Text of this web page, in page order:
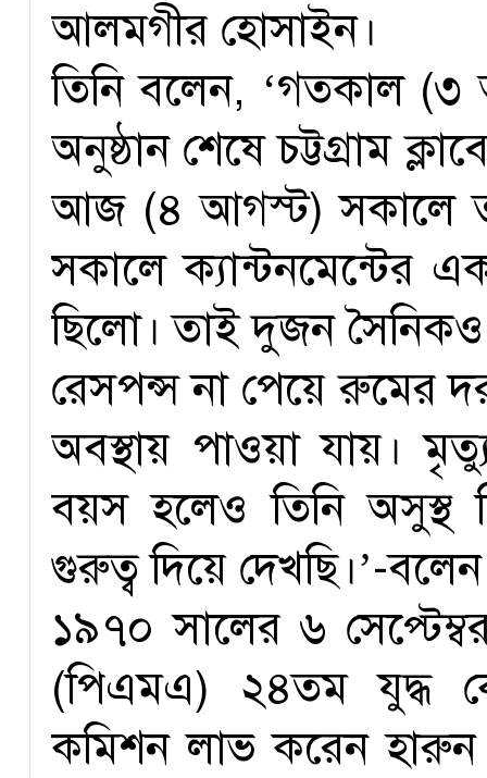
আলমগীর হোসাইন।
তিনি বলেন, ‘গতকাল (৩
অনুষ্ঠান শেষে চট্টগ্রাম
আজ (৪ আগস্ট) সকালে
সকালে ক্যান্টনমেন্টের
ছিলো। তাই দুজন
রেসপন্স না পেয়ে রুমের
অবস্থায় পাওয়া যায়।
বয়স হলেও তিনি অসুস্থ
গুরুত্ব দিয়ে দেখছি।’-
১৯৭০ সালের ৬
(পিএমএ) ২৪তম যুদ্ধ
কমিশন লাভ করেন